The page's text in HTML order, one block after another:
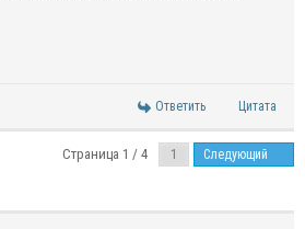
Ответить Цитата
Страница 1 / 4 Следующий